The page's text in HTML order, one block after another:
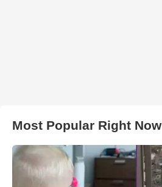
Most Popular Right Now